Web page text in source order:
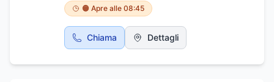
meglio i suoi clienti. Nerovaniglia rappresenta
un centro estetico all'avanguardia, all'interno
del quale si offrono innumerevoli servizi. Si
spazia dalla manicure/pedicure, ceretta e
viso/corpo, massaggi, epilazione laser,
🟠 Apre alle 08:45
Chiama Dettagli